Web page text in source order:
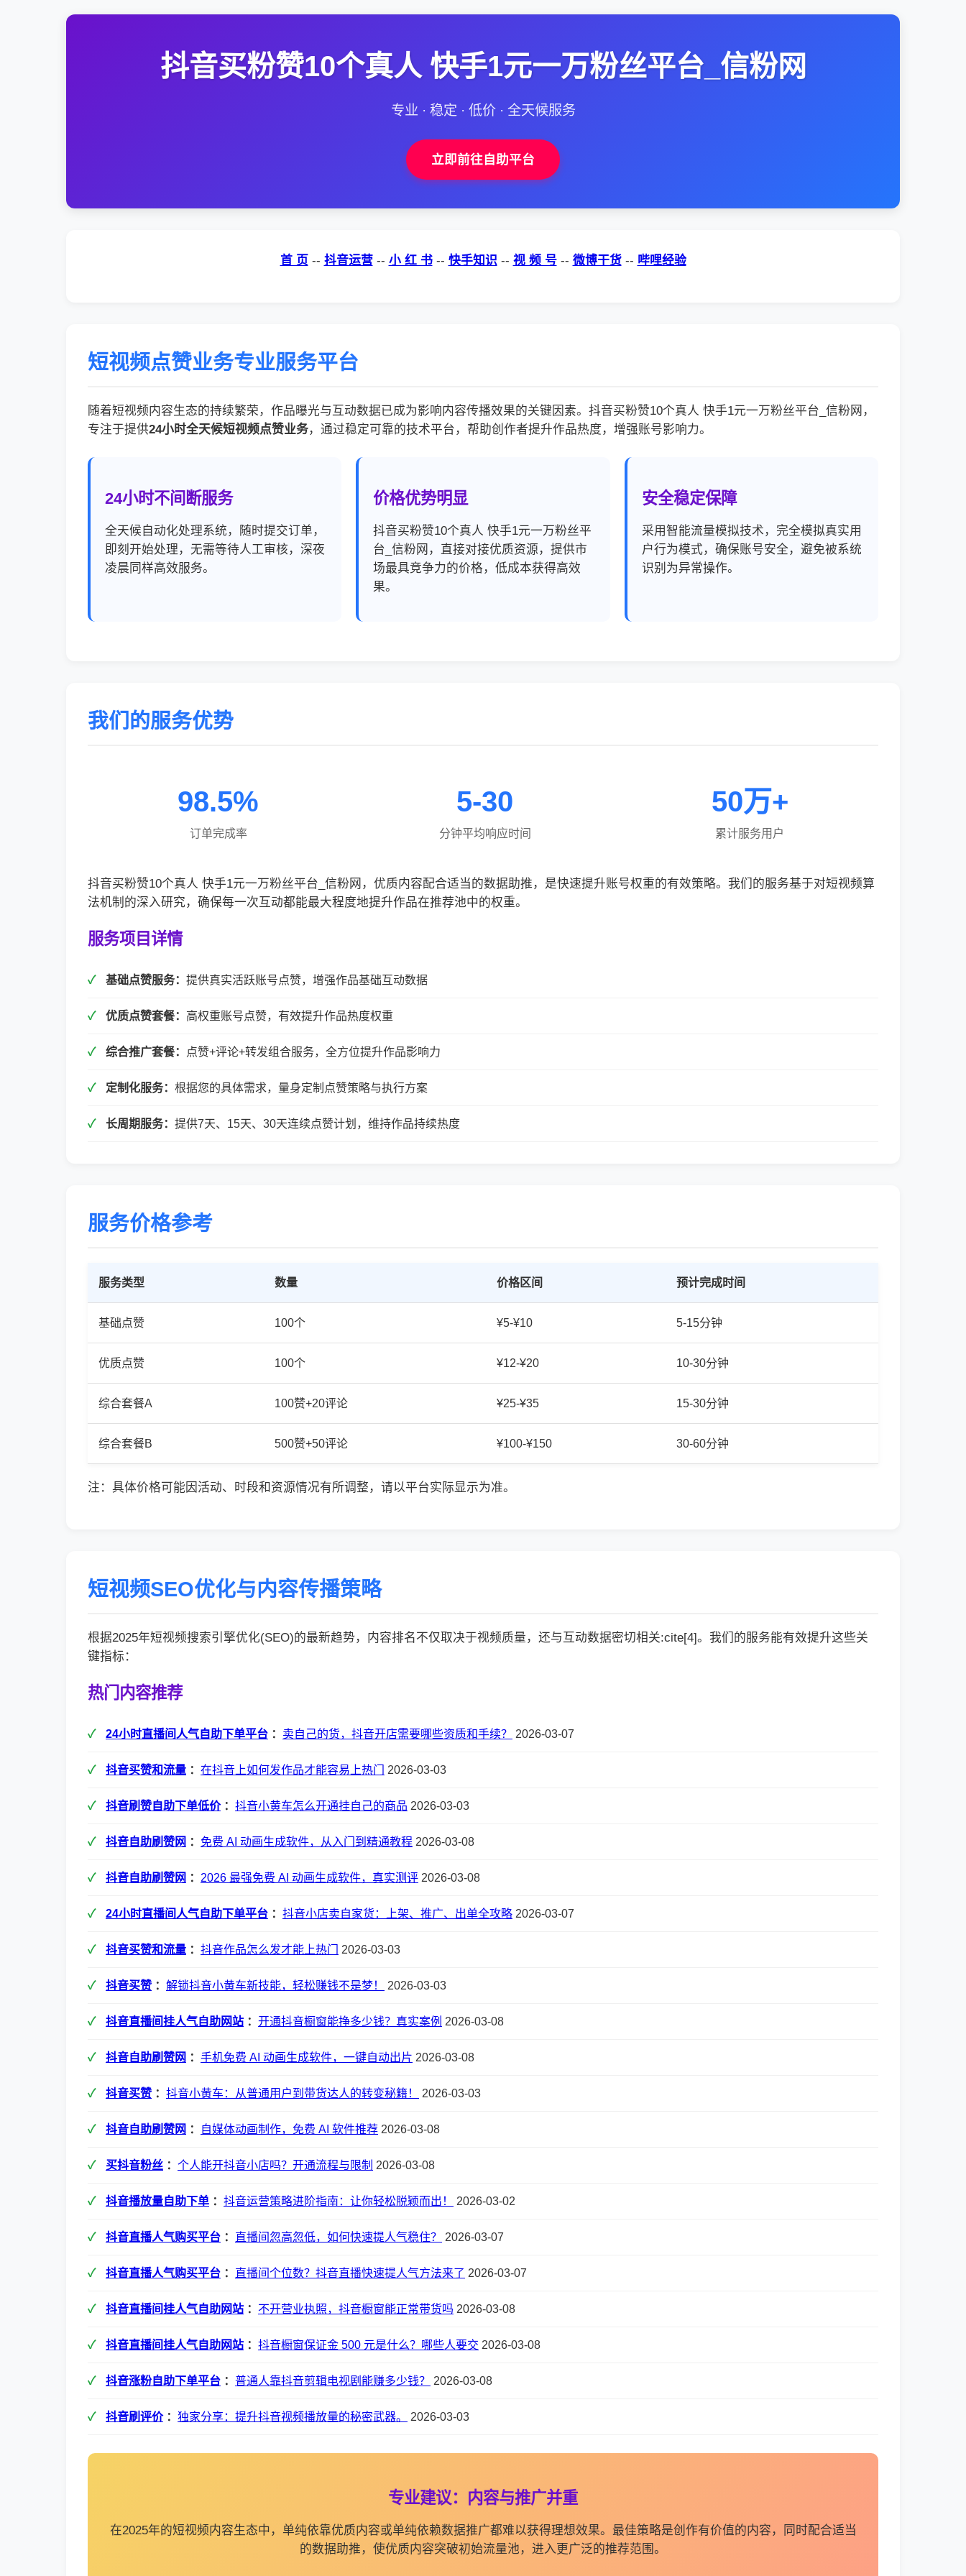
抖音买粉赞10个真人 快手1元一万粉丝平台_信粉网
专业 · 稳定 · 低价 · 全天候服务
立即前往自助平台
首 页 -- 抖音运营-- 小 红 书-- 快手知识 -- 视 频 号-- 微博干货-- 哔哩经验
短视频点赞业务专业服务平台
随着短视频内容生态的持续繁荣，作品曝光与互动数据已成为影响内容传播效果的关键因素。抖音买粉赞10个真人 快手1元一万粉丝平台_信粉网，
专注于提供24小时全天候短视频点赞业务，通过稳定可靠的技术平台，帮助创作者提升作品热度，增强账号影响力。
24小时不间断服务
全天候自动化处理系统，随时提交订单，
即刻开始处理，无需等待人工审核，深夜
凌晨同样高效服务。
价格优势明显
抖音买粉赞10个真人 快手1元一万粉丝平
台_信粉网，直接对接优质资源，提供市
场最具竞争力的价格，低成本获得高效
果。
安全稳定保障
采用智能流量模拟技术，完全模拟真实用
户行为模式，确保账号安全，避免被系统
识别为异常操作。
我们的服务优势
98.5%
订单完成率
5-30
分钟平均响应时间
50万+
累计服务用户
抖音买粉赞10个真人 快手1元一万粉丝平台_信粉网，优质内容配合适当的数据助推，是快速提升账号权重的有效策略。我们的服务基于对短视频算
法机制的深入研究，确保每一次互动都能最大程度地提升作品在推荐池中的权重。
服务项目详情
基础点赞服务： 提供真实活跃账号点赞，增强作品基础互动数据
优质点赞套餐： 高权重账号点赞，有效提升作品热度权重
综合推广套餐： 点赞+评论+转发组合服务，全方位提升作品影响力
定制化服务： 根据您的具体需求，量身定制点赞策略与执行方案
长周期服务： 提供7天、15天、30天连续点赞计划，维持作品持续热度
服务价格参考
服务类型 数量 价格区间 预计完成时间
基础点赞 100个 ¥5-¥10 5-15分钟
优质点赞 100个 ¥12-¥20 10-30分钟
综合套餐A 100赞+20评论 ¥25-¥35 15-30分钟
综合套餐B 500赞+50评论 ¥100-¥150 30-60分钟
注：具体价格可能因活动、时段和资源情况有所调整，请以平台实际显示为准。
短视频SEO优化与内容传播策略
根据2025年短视频搜索引擎优化(SEO)的最新趋势，内容排名不仅取决于视频质量，还与互动数据密切相关:cite[4]。我们的服务能有效提升这些关
键指标：
热门内容推荐
24小时直播间人气自助下单平台 ： 卖自己的货，抖音开店需要哪些资质和手续？ 2026-03-07
抖音买赞和流量 ： 在抖音上如何发作品才能容易上热门 2026-03-03
抖音刷赞自助下单低价： 抖音小黄车怎么开通挂自己的商品 2026-03-03
抖音自助刷赞网 ： 免费 AI 动画生成软件，从入门到精通教程 2026-03-08
抖音自助刷赞网 ： 2026 最强免费 AI 动画生成软件，真实测评 2026-03-08
24小时直播间人气自助下单平台 ： 抖音小店卖自家货：上架、推广、出单全攻略 2026-03-07
抖音买赞和流量 ： 抖音作品怎么发才能上热门 2026-03-03
抖音买赞 ： 解锁抖音小黄车新技能，轻松赚钱不是梦！ 2026-03-03
抖音直播间挂人气自助网站 ： 开通抖音橱窗能挣多少钱？真实案例 2026-03-08
抖音自助刷赞网 ： 手机免费 AI 动画生成软件，一键自动出片 2026-03-08
抖音买赞 ： 抖音小黄车：从普通用户到带货达人的转变秘籍！ 2026-03-03
抖音自助刷赞网 ： 自媒体动画制作，免费 AI 软件推荐 2026-03-08
买抖音粉丝 ： 个人能开抖音小店吗？开通流程与限制 2026-03-08
抖音播放量自助下单 ： 抖音运营策略进阶指南：让你轻松脱颖而出！ 2026-03-02
抖音直播人气购买平台 ： 直播间忽高忽低，如何快速提人气稳住？ 2026-03-07
抖音直播人气购买平台 ： 直播间个位数？抖音直播快速提人气方法来了 2026-03-07
抖音直播间挂人气自助网站 ： 不开营业执照，抖音橱窗能正常带货吗 2026-03-08
抖音直播间挂人气自助网站 ： 抖音橱窗保证金 500 元是什么？哪些人要交 2026-03-08
抖音涨粉自助下单平台 ： 普通人靠抖音剪辑电视剧能赚多少钱？ 2026-03-08
抖音刷评价： 独家分享：提升抖音视频播放量的秘密武器。 2026-03-03
专业建议：内容与推广并重
在2025年的短视频内容生态中，单纯依靠优质内容或单纯依赖数据推广都难以获得理想效果。最佳策略是创作有价值的内容，同时配合适当
的数据助推，使优质内容突破初始流量池，进入更广泛的推荐范围。